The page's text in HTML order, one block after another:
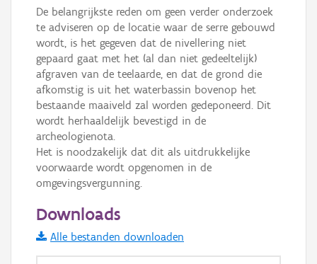
i
+ −
Basis Lagen
OSM-Basiskaart
Ortho
De belangrijkste reden om geen verder onderzoek
te adviseren op de locatie waar de serre gebouwd
wordt, is het gegeven dat de nivellering niet
gepaard gaat met het (al dan niet gedeeltelijk)
afgraven van de teelaarde, en dat de grond die
afkomstig is uit het waterbassin bovenop het
bestaande maaiveld zal worden gedeponeerd. Dit
wordt herhaaldelijk bevestigd in de
archeologienota.
Het is noodzakelijk dat dit als uitdrukkelijke
voorwaarde wordt opgenomen in de
omgevingsvergunning.
Downloads
Alle bestanden downloaden